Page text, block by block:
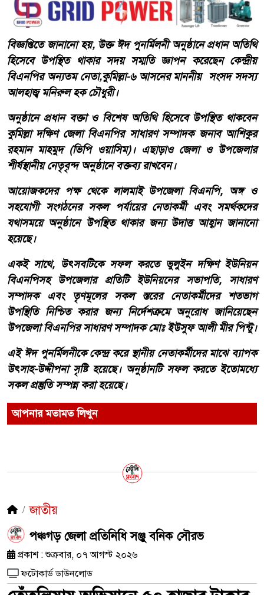
বিজ্ঞপ্তিতে জানানো হয়, উক্ত ঈদ পুনর্মিলনী অনুষ্ঠানে প্রধান অতিথি
হিসেবে উপস্থিত থাকার সদয় সম্মতি জ্ঞাপন করেছেন কেন্দ্রীয়
বিএনপির অন্যতম নেতা,কুমিল্লা-৬ আসনের মাননীয় সংসদ সদস্য
আলহাজ্ব মনিরুল হক চৌধুরী।
অনুষ্ঠানে প্রধান বক্তা ও বিশেষ অতিথি হিসেবে উপস্থিত থাকবেন
কুমিল্লা দক্ষিণ জেলা বিএনপির সাধারণ সম্পাদক জনাব আশিকুর
রহমান মাহমুদ (ভিপি ওয়াসিম)। এছাড়াও জেলা ও উপজেলার
শীর্ষস্থানীয় নেতৃবৃন্দ অনুষ্ঠানে বক্তব্য রাখবেন।
আয়োজকদের পক্ষ থেকে লালমাই উপজেলা বিএনপি, অঙ্গ ও
সহযোগী সংগঠনের সকল পর্যায়ের নেতাকর্মী এবং সমর্থকদের
যথাসময়ে অনুষ্ঠানে উপস্থিত থাকার জন্য উদাত্ত আহ্বান জানানো
হয়েছে।
একই সাথে, উৎসবটিকে সফল করতে ভুলুইন দক্ষিণ ইউনিয়ন
বিএনপিসহ উপজেলার প্রতিটি ইউনিয়নের সভাপতি, সাধারণ
সম্পাদক এবং তৃণমূলের সকল স্তরের নেতাকর্মীদের শতভাগ
উপস্থিতি নিশ্চিত করার জন্য নির্দেশক্রমে অনুরোধ জানিয়েছেন
উপজেলা বিএনপির সাধারণ সম্পাদক মোঃ ইউসুফ আলী মীর পিন্টু।
এই ঈদ পুনর্মিলনীকে কেন্দ্র করে স্থানীয় নেতাকর্মীদের মাঝে ব্যাপক
উৎসাহ-উদ্দীপনা সৃষ্টি হয়েছে। অনুষ্ঠানটি সফল করতে ইতোমধ্যে
সকল প্রস্তুতি সম্পন্ন করা হয়েছে।
আপনার মতামত লিখুন
জাতীয়
পঞ্চগড় জেলা প্রতিনিধি সঞ্জু বনিক সৌরভ
প্রকাশ : শুক্রবার, ০৭ আগস্ট ২০২৬
ফটোকার্ড ডাউনলোড